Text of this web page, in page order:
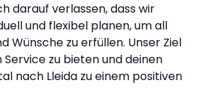
darauf verlassen, dass wir
und flexibel planen, um all
Wünsche zu erfüllen. Unser Ziel
zu bieten und deinen
nach Lleida zu einem positiven